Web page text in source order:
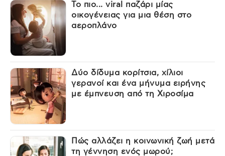
Το πιο... viral παζάρι μίας
οικογένειας για μια θέση στο
αεροπλάνο
Δύο δίδυμα κορίτσια, χίλιοι
γερανοί και ένα μήνυμα ειρήνης
με έμπνευση από τη Χιροσίμα
Πώς αλλάζει η κοινωνική ζωή μετά
τη γέννηση ενός μωρού;